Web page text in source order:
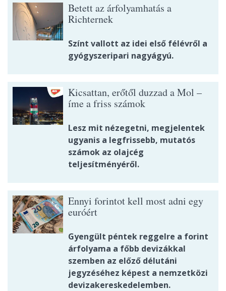
Betett az árfolyamhatás a
Richternek
Színt vallott az idei első félévről a
gyógyszeripari nagyágyú.
Kicsattan, erőtől duzzad a Mol –
íme a friss számok
Lesz mit nézegetni, megjelentek
ugyanis a legfrissebb, mutatós
számok az olajcég
teljesítményéről.
Ennyi forintot kell most adni egy
euróért
Gyengült péntek reggelre a forint
árfolyama a főbb devizákkal
szemben az előző délutáni
jegyzéséhez képest a nemzetközi
devizakereskedelemben.